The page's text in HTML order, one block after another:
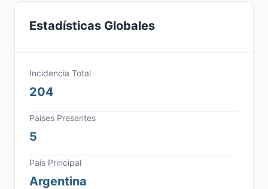
Estadísticas Globales
Incidencia Total
204
Países Presentes
5
País Principal
Argentina